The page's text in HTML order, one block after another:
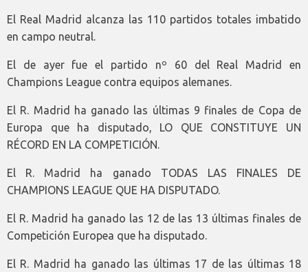
El Real Madrid alcanza las 110 partidos totales imbatido
en campo neutral.
El de ayer fue el partido nº 60 del Real Madrid en
Champions League contra equipos alemanes.
El R. Madrid ha ganado las últimas 9 finales de Copa de
Europa que ha disputado, LO QUE CONSTITUYE UN
RÉCORD EN LA COMPETICIÓN.
El R. Madrid ha ganado TODAS LAS FINALES DE
CHAMPIONS LEAGUE QUE HA DISPUTADO.
El R. Madrid ha ganado las 12 de las 13 últimas finales de
Competición Europea que ha disputado.
El R. Madrid ha ganado las últimas 17 de las últimas 18